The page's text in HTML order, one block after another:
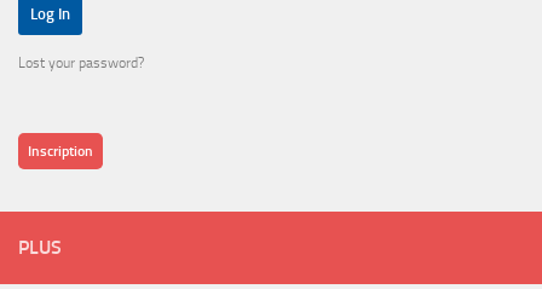
Lost your password?
Inscription
PLUS